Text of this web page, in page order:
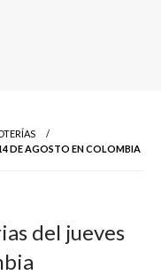
DE AGOSTO EN COLOMBIA
del jueves